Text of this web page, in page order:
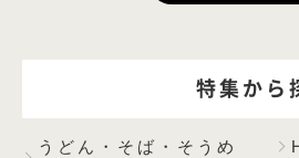
特集から
うどん・そば・そうめ